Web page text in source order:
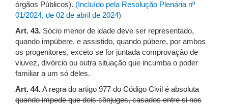
órgãos Públicos). (Incluído pela Resolução Plenária nº
01/2024, de 02 de abril de 2024)
Art. 43. Sócio menor de idade deve ser representado,
quando impúbere, e assistido, quando púbere, por ambos
os progenitores, exceto se for juntada comprovação de
viuvez, divórcio ou outra situação que incumba o poder
familiar a um só deles.
Art. 44.A regra do artigo 977 do Código Civil é absoluta
quando impede que dois cônjuges, casados entre si nos